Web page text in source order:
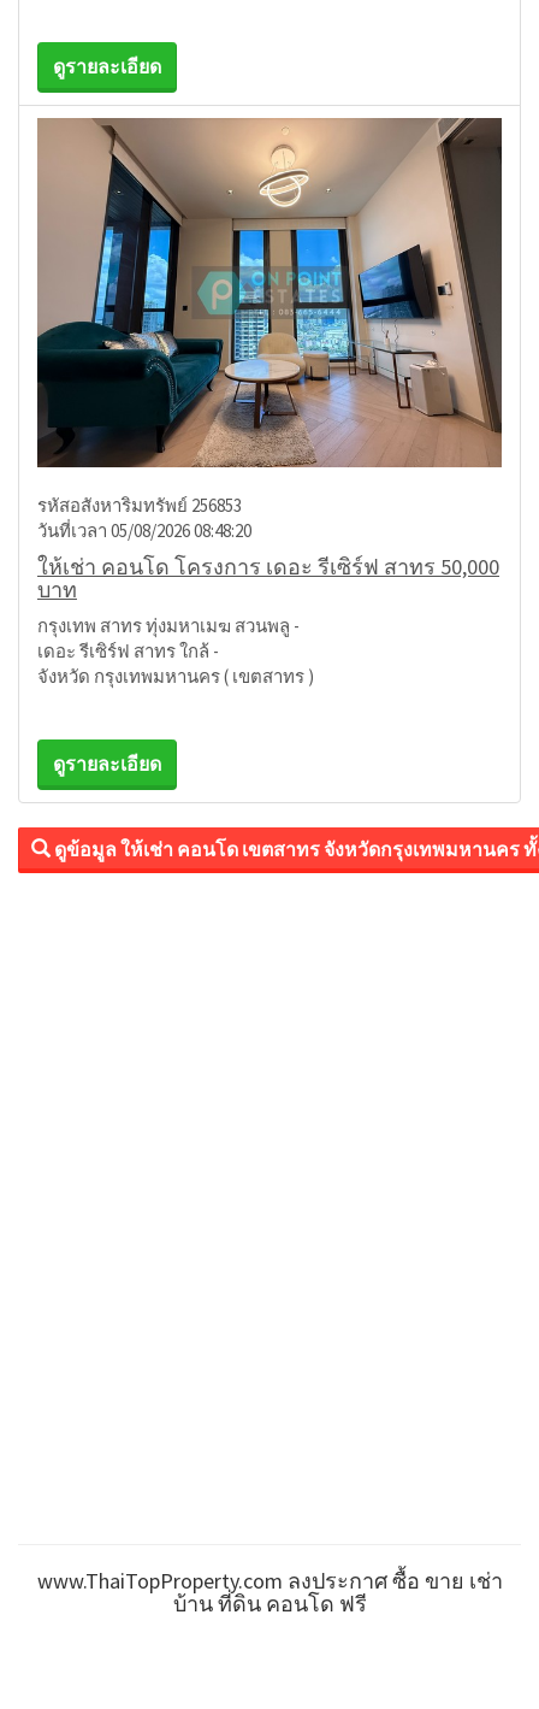
ดูรายละเอียด
รหัสอสังหาริมทรัพย์ 256853
วันที่เวลา 05/08/2026 08:48:20
ให้เช่า คอนโด โครงการ เดอะ รีเซิร์ฟ สาทร 50,000
บาท
กรุงเทพ สาทร ทุ่งมหาเมฆ สวนพลู -
เดอะ รีเซิร์ฟ สาทร ใกล้ -
จังหวัด กรุงเทพมหานคร ( เขตสาทร )
ดูรายละเอียด
ดูข้อมูล ให้เช่า คอนโด เขตสาทร จังหวัดกรุงเทพมหานคร
www.ThaiTopProperty.com ลงประกาศ ซื้อ ขาย เช่า
บ้าน ที่ดิน คอนโด ฟรี